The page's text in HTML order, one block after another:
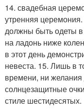
14. свадебная
утренняя
должны быть одеты в
на ладонь ниже
в этот день
невеста. 15. Лишь в
времени, ни
солнцезащитные
стиле шестидесятых.